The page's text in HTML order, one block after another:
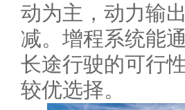
动为主，动力输
减。增程系统能
长途行驶的可行
较优选择。